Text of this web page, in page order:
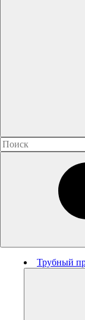
Трубный